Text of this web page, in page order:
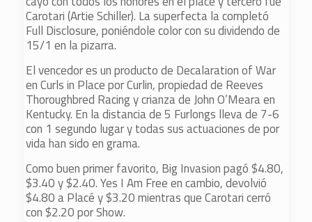
Carotari (Artie Schiller). La superfecta la completó
Full Disclosure, poniéndole color con su dividendo de
15/1 en la pizarra.
El vencedor es un producto de Decalaration of War
en Curls in Place por Curlin, propiedad de Reeves
Thoroughbred Racing y crianza de John O’Meara en
Kentucky. En la distancia de 5 Furlongs lleva de 7-6
con 1 segundo lugar y todas sus actuaciones de por
vida han sido en grama.
Como buen primer favorito, Big Invasion pagó $4.80,
$3.40 y $2.40. Yes I Am Free en cambio, devolvió
$4.80 a Placé y $3.20 mientras que Carotari cerró
con $2.20 por Show.